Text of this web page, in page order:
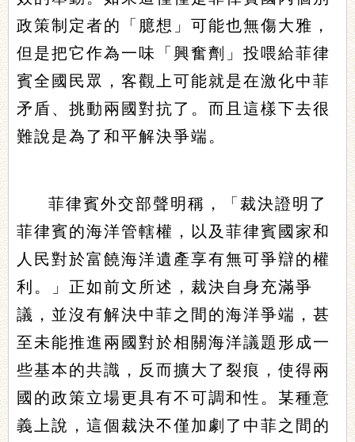
政策制定者的「臆想」可能也無傷大雅，
但是把它作為一味「興奮劑」投喂給菲律
賓全國民眾，客觀上可能就是在激化中菲
矛盾、挑動兩國對抗了。而且這樣下去很
難說是為了和平解決爭端。
菲律賓外交部聲明稱，「裁決證明了
菲律賓的海洋管轄權，以及菲律賓國家和
人民對於富饒海洋遺產享有無可爭辯的權
利。」正如前文所述，裁決自身充滿爭
議，並沒有解決中菲之間的海洋爭端，甚
至未能推進兩國對於相關海洋議題形成一
些基本的共識，反而擴大了裂痕，使得兩
國的政策立場更具有不可調和性。某種意
義上說，這個裁決不僅加劇了中菲之間的